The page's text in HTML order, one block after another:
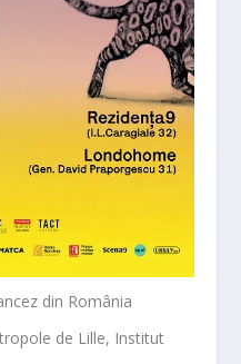
din România
de Lille, Institut